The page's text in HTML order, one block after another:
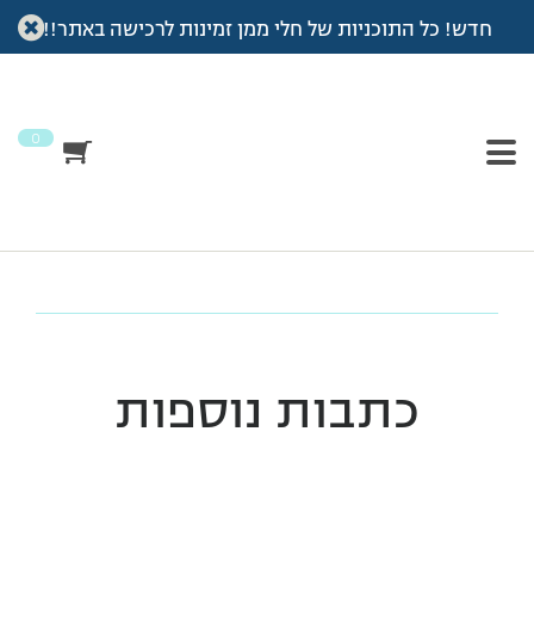
חדש! כל התוכניות של חלי ממן זמינות לרכישה באתר!!
0
עמוד הבית >הגיע הזמן לשינוי>
meals-icon
כתבות נוספות